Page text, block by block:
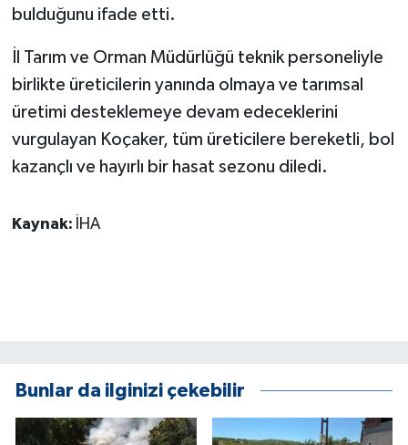
bulduğunu ifade etti.
İl Tarım ve Orman Müdürlüğü teknik personeliyle
birlikte üreticilerin yanında olmaya ve tarımsal
üretimi desteklemeye devam edeceklerini
vurgulayan Koçaker, tüm üreticilere bereketli, bol
kazançlı ve hayırlı bir hasat sezonu diledi.
Kaynak: İHA
Bunlar da ilginizi çekebilir
Otomobil
POLİTİKA
Sağlık
SİYASET